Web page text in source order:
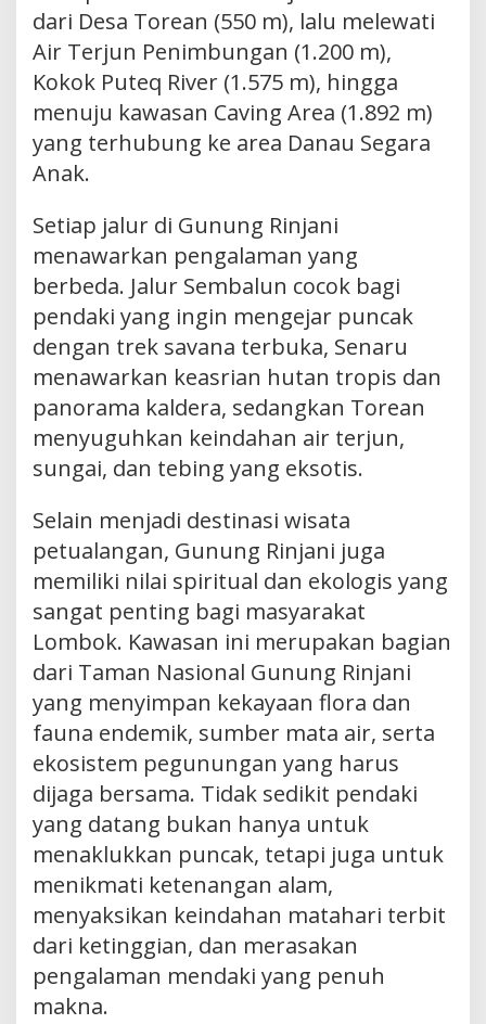
dari Desa Torean (550 m), lalu melewati
Air Terjun Penimbungan (1.200 m),
Kokok Puteq River (1.575 m), hingga
menuju kawasan Caving Area (1.892 m)
yang terhubung ke area Danau Segara
Anak.
Setiap jalur di Gunung Rinjani
menawarkan pengalaman yang
berbeda. Jalur Sembalun cocok bagi
pendaki yang ingin mengejar puncak
dengan trek savana terbuka, Senaru
menawarkan keasrian hutan tropis dan
panorama kaldera, sedangkan Torean
menyuguhkan keindahan air terjun,
sungai, dan tebing yang eksotis.
Selain menjadi destinasi wisata
petualangan, Gunung Rinjani juga
memiliki nilai spiritual dan ekologis yang
sangat penting bagi masyarakat
Lombok. Kawasan ini merupakan bagian
dari Taman Nasional Gunung Rinjani
yang menyimpan kekayaan flora dan
fauna endemik, sumber mata air, serta
ekosistem pegunungan yang harus
dijaga bersama. Tidak sedikit pendaki
yang datang bukan hanya untuk
menaklukkan puncak, tetapi juga untuk
menikmati ketenangan alam,
menyaksikan keindahan matahari terbit
dari ketinggian, dan merasakan
pengalaman mendaki yang penuh
makna.